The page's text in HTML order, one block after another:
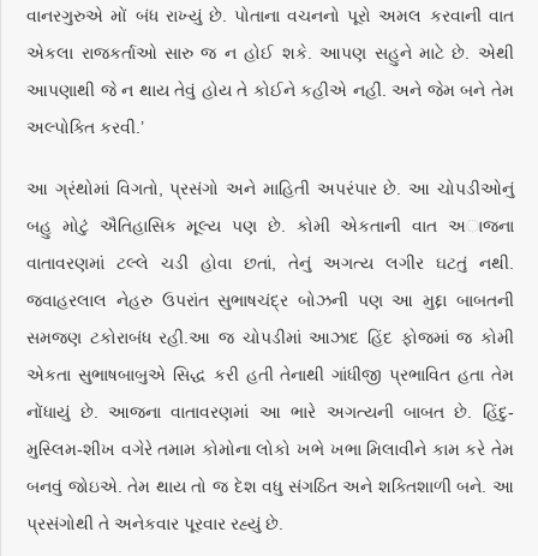
વાનરગુરુએ મોં બંધ રાખ્યું છે. પોતાના વચનનો પૂરો અમલ કરવાની વાત
એકલા રાજકર્તાઓ સારુ જ ન હોઈ શકે. આપણ સહુને માટે છે. એથી
આપણાથી જે ન થાય તેવું હોય તે કોઈને કહીએ નહીં. અને જેમ બને તેમ
અલ્પોક્તિ કરવી.’
આ ગ્રંથોમાં વિગતો, પ્રસંગો અને માહિતી અપરંપાર છે. આ ચોપડીઓનું
બહુ મોટું ઐતિહાસિક મૂલ્ય પણ છે. કોમી એકતાની વાત અાજના
વાતાવરણમાં ટલ્લે ચડી હોવા છતાં, તેનું અગત્ય લગીર ઘટતું નથી.
જવાહરલાલ નેહરુ ઉપરાંત સુભાષચંદ્ર બોઝની પણ આ મુદ્દા બાબતની
સમજણ ટકોરાબંધ રહી.આ જ ચોપડીમાં આઝાદ હિંદ ફોજમાં જ કોમી
એકતા સુભાષબાબુએ સિદ્ધ કરી હતી તેનાથી ગાંધીજી પ્રભાવિત હતા તેમ
નોંધાયું છે. આજના વાતાવરણમાં આ ભારે અગત્યની બાબત છે. હિંદુ-
મુસ્લિમ-શીખ વગેરે તમામ કોમોના લોકો ખભે ખભા મિલાવીને કામ કરે તેમ
બનવું જોઇએ. તેમ થાય તો જ દેશ વધુ સંગઠિત અને શક્તિશાળી બને. આ
પ્રસંગોથી તે અનેકવાર પૂરવાર રહ્યું છે.